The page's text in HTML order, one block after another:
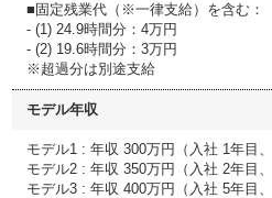
■固定残業代（※一律支給）を含む：
- (1) 24.9時間分：4万円
- (2) 19.6時間分：3万円
※超過分は別途支給
モデル年収
モデル1 : 年収 300万円（入社 1年目
モデル2 : 年収 350万円（入社 2年目
モデル3 : 年収 400万円（入社 5年目、